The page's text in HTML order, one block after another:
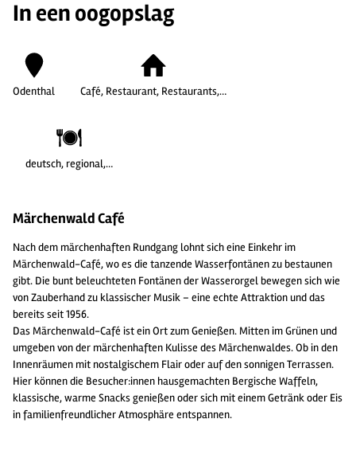
In een oogopslag
Odenthal Café, Restaurant, Restaurants,…
deutsch, regional,…
Märchenwald Café
Nach dem märchenhaften Rundgang lohnt sich eine Einkehr im
Märchenwald-Café, wo es die tanzende Wasserfontänen zu bestaunen
gibt. Die bunt beleuchteten Fontänen der Wasserorgel bewegen sich wie
von Zauberhand zu klassischer Musik – eine echte Attraktion und das
bereits seit 1956.
Das Märchenwald-Café ist ein Ort zum Genießen. Mitten im Grünen und
umgeben von der märchenhaften Kulisse des Märchenwaldes. Ob in den
Innenräumen mit nostalgischem Flair oder auf den sonnigen Terrassen.
Hier können die Besucher:innen hausgemachten Bergische Waffeln,
klassische, warme Snacks genießen oder sich mit einem Getränk oder Eis
in familienfreundlicher Atmosphäre entspannen.